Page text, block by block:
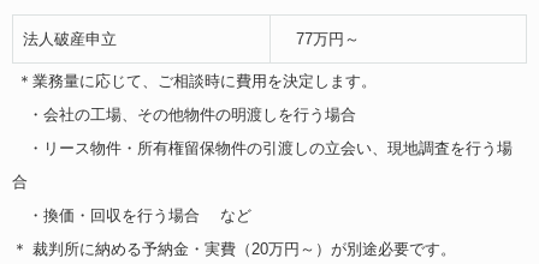
法人破産申立 77万円～
＊業務量に応じて、ご相談時に費用を決定します。
・会社の工場、その他物件の明渡しを行う場合
・リース物件・所有権留保物件の引渡しの立会い、現地調査を行う場
合
・換価・回収を行う場合 など
＊ 裁判所に納める予納金・実費（20万円～）が別途必要です。